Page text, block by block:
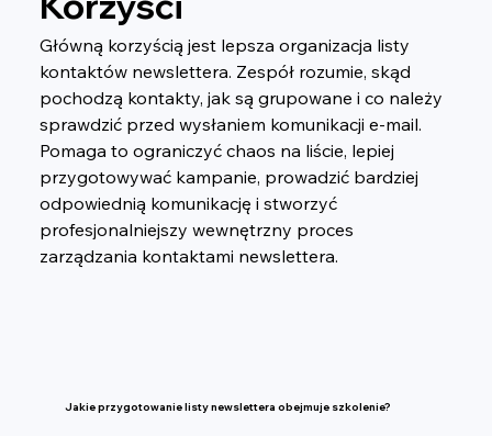
Główną korzyścią jest lepsza organizacja listy
kontaktów newslettera. Zespół rozumie, skąd
pochodzą kontakty, jak są grupowane i co należy
sprawdzić przed wysłaniem komunikacji e-mail.
Pomaga to ograniczyć chaos na liście, lepiej
przygotowywać kampanie, prowadzić bardziej
odpowiednią komunikację i stworzyć
profesjonalniejszy wewnętrzny proces
zarządzania kontaktami newslettera.
Jakie przygotowanie listy newslettera obejmuje szkolenie?